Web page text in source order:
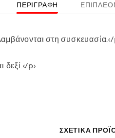
ΠΕΡΙΓΡΑΦΉ
στη συσκευασία.</
δεξί.</p>
ΣΧΕΤΙΚΆ